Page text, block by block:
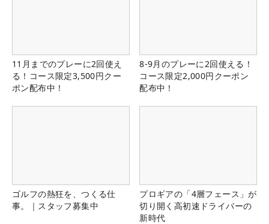
11月までのプレーに2回使え
る！コース限定3,500円クー
ポン配布中！
8-9月のプレーに2回使える！
コース限定2,000円クーポン
配布中！
ゴルフの熱狂を、つくる仕
事。｜スタッフ募集中
プロギアの「4層フェース」が
切り開く高初速ドライバーの
新時代